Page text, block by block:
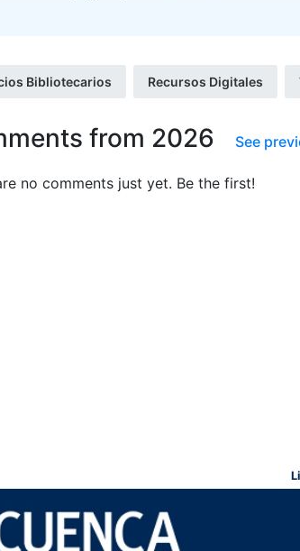
Bibliotecarios Recursos Digitales
from 2026 See
no comments just yet. Be the first!